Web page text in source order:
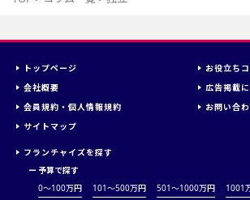
トップページ
お役立ち
会社概要
広告掲載
会員規約・個人情報規約
お問い合
サイトマップ
フランチャイズを探す
ー 予算で探す
0～100万円
101～500万円 501～1000万円 1001